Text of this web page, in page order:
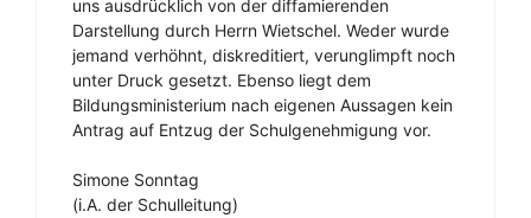
uns ausdrücklich von der diffamierenden
Darstellung durch Herrn Wietschel. Weder wurde
jemand verhöhnt, diskreditiert, verunglimpft noch
unter Druck gesetzt. Ebenso liegt dem
Bildungsministerium nach eigenen Aussagen kein
Antrag auf Entzug der Schulgenehmigung vor.
Simone Sonntag
(i.A. der Schulleitung)